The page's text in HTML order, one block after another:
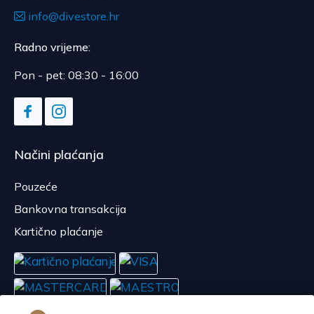
info@divestore.hr
Radno vrijeme:
Pon - pet: 08:30 - 16:00
Načini plaćanja
Pouzeće
Bankovna transakcija
Kartično plaćanje